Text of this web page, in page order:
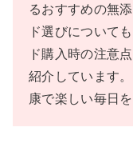
るおすすめの無
ド選びについて
ド購入時の注意
紹介しています
康で楽しい毎日